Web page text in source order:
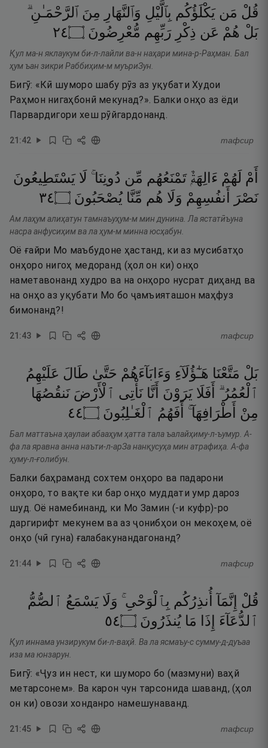
قُلْ مَن يَكْلَؤُكُم بِٱلَّيْلِ وَٱلنَّهَارِ مِنَ ٱلرَّحْمَـٰنِ ۗ
بَلْ هُمْ عَن ذِكْرِ رَبِّهِم مُّعْرِضُونَ ۝٤٢
Қул ма-н яклаукум би-л-лайли ва-н наҳари мина-р-Раҳман. Бал
ҳум ъан зикри Раббиҳим-м муъриЗун.
Бигӯ: «Кӣ шуморо шабу рӯз аз уқубати Худои
Раҳмон нигаҳбонӣ мекунад?». Балки онҳо аз ёди
Парвардигори хеш рӯйгардонанд.
21:42 тафсир
أَمْ لَهُمْ ءَالِهَةٌۭ تَمْنَعُهُم مِّن دُونِنَا ۚ لَا يَسْتَطِيعُونَ
نَصْرَ
أَنفُسِهِمْ وَلَا هُم مِّنَّا يُصْحَبُونَ ۝٤٣
Ам лаҳум алиҳатун тамнаъуҳум-м мин дунина. Ла ястатӣъуна
насра анфусиҳим ва ла ҳум-м минна юсҳабун.
Оё ғайри Мо маъбудоне ҳастанд, ки аз мусибатҳо
онҳоро нигоҳ медоранд (ҳол он ки) онҳо
наметавонанд худро ва на онҳоро нусрат диҳанд ва
на онҳо аз уқубати Мо бо ҷамъияташон маҳфуз
бимонанд?!
21:43 тафсир
بَلْ مَتَّعْنَا هَـٰٓؤُلَآءِ وَءَابَآءَهُمْ حَتَّىٰ طَالَ عَلَيْهِمُ
ٱلْعُمُرُ ۗ أَفَلَا يَرَوْنَ أَنَّا نَأْتِى ٱلْأَرْضَ نَنقُصُهَا
مِنْ
أَطْرَافِهَآ ۚ أَفَهُمُ ٱلْغَـٰلِبُونَ ۝٤٤
Бал маттаъна ҳаулаи абааҳум ҳатта тала ъалайҳиму-л-ъумур. А-
фа ла яравна анна наъти-л-арЗа нанқусуҳа мин атрафиҳа. А-фа
ҳуму-л-ғолибун.
Балки баҳраманд сохтем онҳоро ва падарони
онҳоро, то вақте ки бар онҳо муддати умр дароз
шуд. Оё намебинанд, ки Мо Замин (-и куфр)-ро
даргирифт мекунем ва аз ҷонибҳои он мекоҳем, оё
онҳо (чӣ гуна) ғалабакунандагонанд?
21:44 тафсир
قُلْ إِنَّمَآ أُنذِرُكُم بِٱلْوَحْىِ ۚ وَلَا يَسْمَعُ ٱلصُّمُّ
ٱلدُّعَآءَ
إِذَا مَا يُنذَرُونَ ۝٤٥
Қул иннама унзирукум би-л-ваҳй. Ва ла ясмаъу-с сумму-д-дуъаа
иза ма юнзарун.
Бигӯ: «Ҷуз ин нест, ки шуморо бо (мазмуни) ваҳй
метарсонем». Ва карон чун тарсонида шаванд, (ҳол
он ки) овози хонданро намешунаванд.
21:45 тафсир